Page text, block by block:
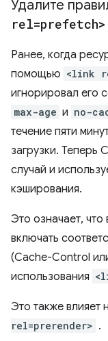
Удалите
rel=prefetch>
Ранее, когда
помощью <link
игнорировал его
max-age и no-
течение пяти
загрузки. Теперь
случай и
кэширования.
Это означает,
включать
(Cache-Control
использования
Это также влияет
rel=prerender> .